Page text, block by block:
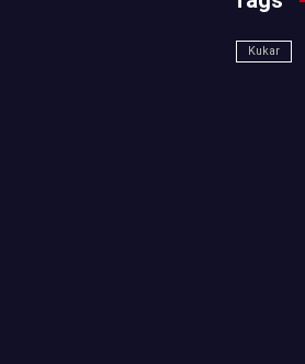
Kukar